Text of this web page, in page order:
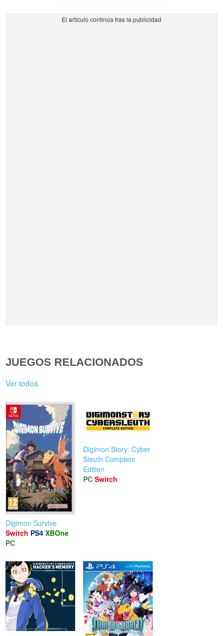
JUEGOS RELACIONADOS
Ver todos
Digimon Survive
Switch PS4 XBOne
PC
Digimon Story: Cyber
Sleuth Complete
Edition
PC Switch